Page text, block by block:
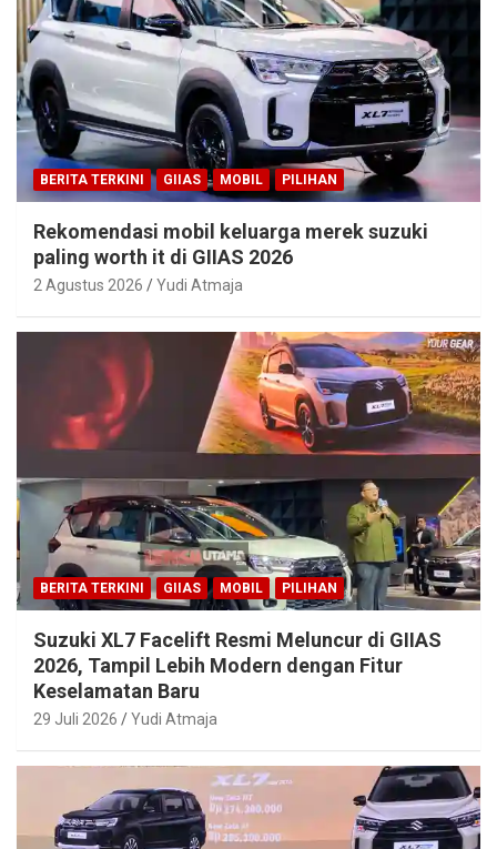
BERITA TERKINI GIIAS MOBIL PILIHAN
Rekomendasi mobil keluarga merek suzuki
paling worth it di GIIAS 2026
2 Agustus 2026 Yudi Atmaja
BERITA TERKINI GIIAS MOBIL PILIHAN
Suzuki XL7 Facelift Resmi Meluncur di GIIAS
2026, Tampil Lebih Modern dengan Fitur
Keselamatan Baru
29 Juli 2026 Yudi Atmaja